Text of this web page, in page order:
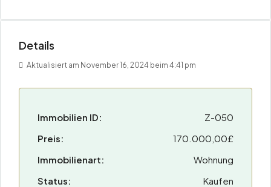
Details
Aktualisiert am November 16, 2024 beim 4:41 pm
Immobilien ID:
Z-050
Preis:
170.000,00£
Immobilienart:
Wohnung
Status:
Kaufen